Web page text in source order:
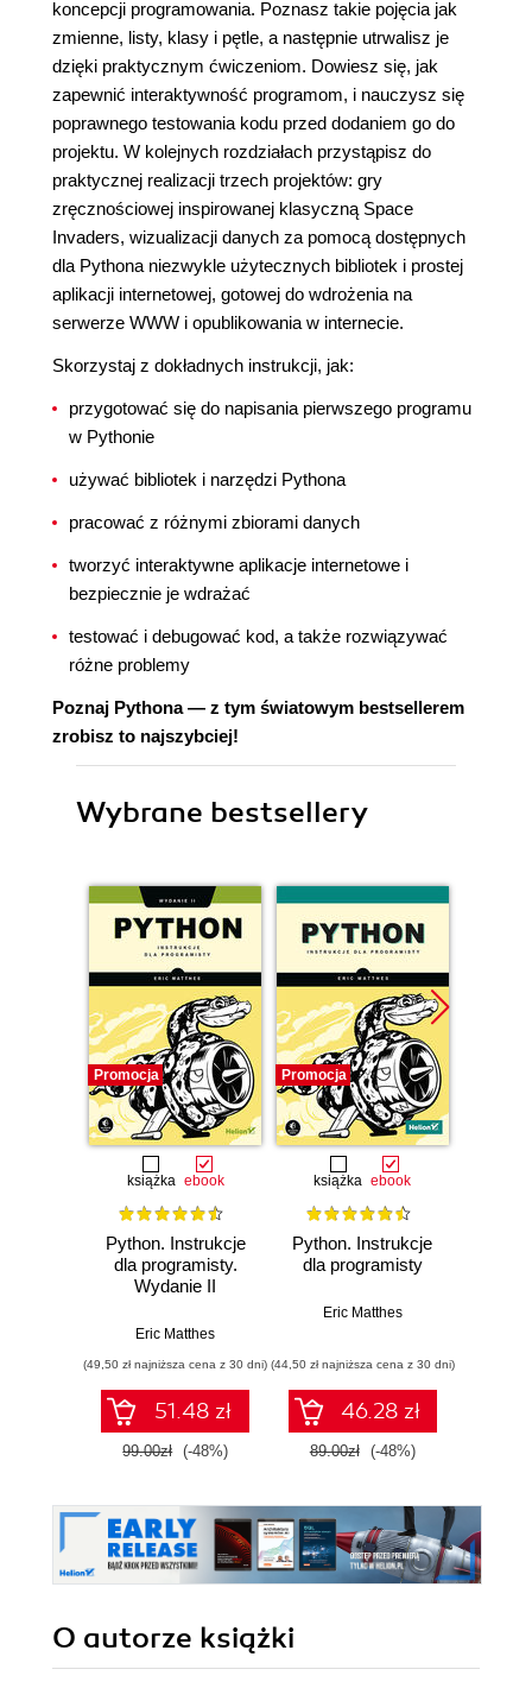
koncepcji programowania. Poznasz takie pojęcia jak
zmienne, listy, klasy i pętle, a następnie utrwalisz je
dzięki praktycznym ćwiczeniom. Dowiesz się, jak
zapewnić interaktywność programom, i nauczysz się
poprawnego testowania kodu przed dodaniem go do
projektu. W kolejnych rozdziałach przystąpisz do
praktycznej realizacji trzech projektów: gry
zręcznościowej inspirowanej klasyczną Space
Invaders, wizualizacji danych za pomocą dostępnych
dla Pythona niezwykle użytecznych bibliotek i prostej
aplikacji internetowej, gotowej do wdrożenia na
serwerze WWW i opublikowania w internecie.
Skorzystaj z dokładnych instrukcji, jak:
przygotować się do napisania pierwszego programu
w Pythonie
używać bibliotek i narzędzi Pythona
pracować z różnymi zbiorami danych
tworzyć interaktywne aplikacje internetowe i
bezpiecznie je wdrażać
testować i debugować kod, a także rozwiązywać
różne problemy
Poznaj Pythona ― z tym światowym bestsellerem
zrobisz to najszybciej!
Wybrane bestsellery
Promocja
książka ebook
Python. Instrukcje
dla programisty.
Wydanie II
Eric Matthes
(49,50 zł najniższa cena z 30 dni)
51.48 zł
99.00zł (-48%)
Promocja
książka ebook
Python. Instrukcje
dla programisty
Eric Matthes
(44,50 zł najniższa cena z 30 dni)
46.28 zł
89.00zł (-48%)
O autorze książki